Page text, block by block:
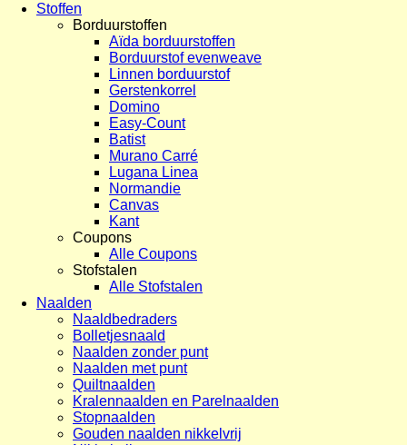
Stoffen
Borduurstoffen
Aïda borduurstoffen
Borduurstof evenweave
Linnen borduurstof
Gerstenkorrel
Domino
Easy-Count
Batist
Murano Carré
Lugana Linea
Normandie
Canvas
Kant
Coupons
Alle Coupons
Stofstalen
Alle Stofstalen
Naalden
Naaldbedraders
Bolletjesnaald
Naalden zonder punt
Naalden met punt
Quiltnaalden
Kralennaalden en Parelnaalden
Stopnaalden
Gouden naalden nikkelvrij